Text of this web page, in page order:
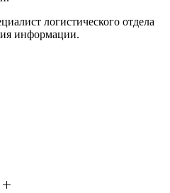
логистического отдела
информации.